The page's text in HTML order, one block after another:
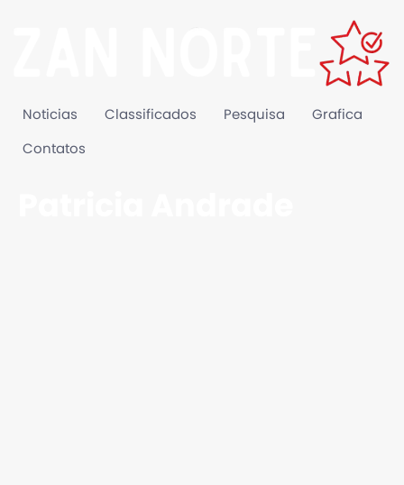
Noticias Classificados Pesquisa Grafica
Contatos